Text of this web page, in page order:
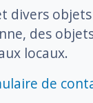
objets
des
locaux.
de